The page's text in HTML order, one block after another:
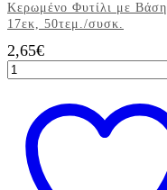
Κερωμένο Φυτίλι με Βάση
17εκ, 50τεμ./συσκ.
2,65€
Κερωμένο
Φυτίλι
Βάση
17εκ,
50τεμ./
συσκ.
ποσότητα